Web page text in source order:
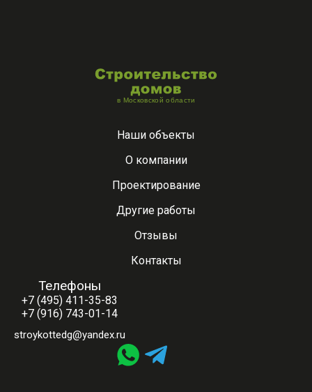
Наши объекты
О компании
Проектирование
Другие работы
Отзывы
Контакты
Телефоны
+7 (495) 411-35-83
+7 (916) 743-01-14
stroykottedg@yandex.ru